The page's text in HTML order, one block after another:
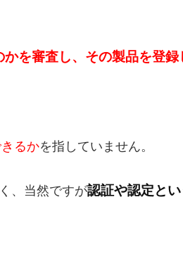
を審査し、その製品を登録
るかを指していません。
、当然ですが認証や認定と